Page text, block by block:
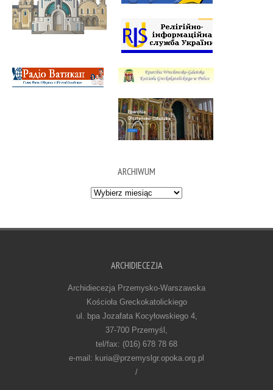
ARCHIWUM
Archiwum
ARCHIDIECEZJA
Archidiecezja Przemysko-Warszawska
Kościoła Greckokatolickiego
ul. bpa Jozafata Kocyłowskiego 4,
37-700 Przemyśl,
tel/fax: (016) 678 78 68
e-mail: kuria@przemyslgr.opoka.org.pl
/